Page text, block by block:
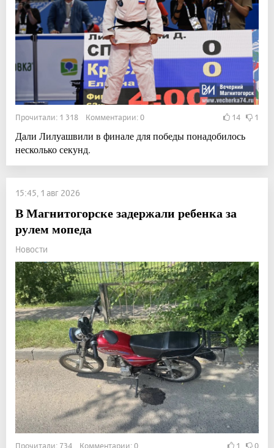
Прочитали: 1 318 Комментарии: 0 14 1
Дали Лилуашвили в финале для победы понадобилось
несколько секунд.
15:45, 1 авг 2026
В Магнитогорске задержали ребенка за
рулем мопеда
Новости
Прочитали: 734 Комментарии: 0 1 0